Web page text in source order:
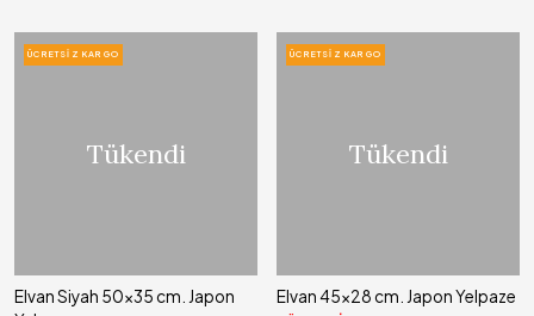
Tükendi
ÜCRETSIZ KARGO
Elvan Siyah 50x35 cm. Japon
Tükendi
ÜCRETSIZ KARGO
Elvan 45x28 cm. Japon Yelpaze